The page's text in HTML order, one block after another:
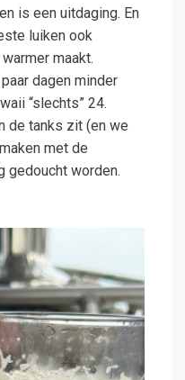
is een uitdaging. En
luiken ook
maakt.
dagen minder
“slechts” 24.
de tanks zit (en we
met de
gedoucht worden.